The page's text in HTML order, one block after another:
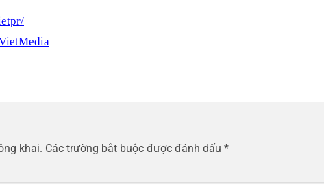
khai. Các trường bắt buộc được đánh dấu *